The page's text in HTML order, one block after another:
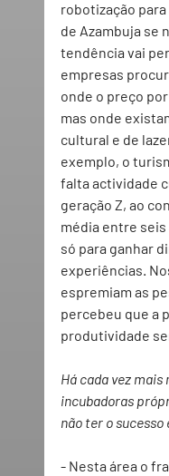
robotização para
de Azambuja se
tendência vai
empresas
onde o preço
mas onde
cultural e de
exemplo, o
falta actividade
geração Z, ao
média entre
só para ganhar
experiências.
espremiam as
percebeu que a
produtividade
Há cada vez
incubadoras
não ter o
- Nesta área o